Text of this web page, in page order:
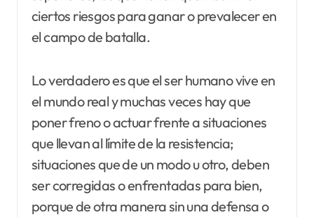
ciertos riesgos para ganar o prevalecer en
el campo de batalla.
Lo verdadero es que el ser humano vive en
el mundo real y muchas veces hay que
poner freno o actuar frente a situaciones
que llevan al límite de la resistencia;
situaciones que de un modo u otro, deben
ser corregidas o enfrentadas para bien,
porque de otra manera sin una defensa o